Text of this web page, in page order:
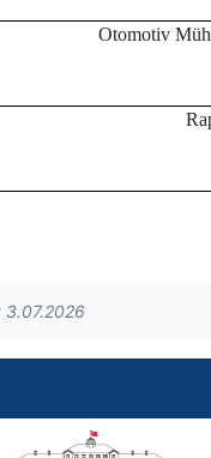
Otomotiv
3.07.2026
Teknoloji Fakültesi